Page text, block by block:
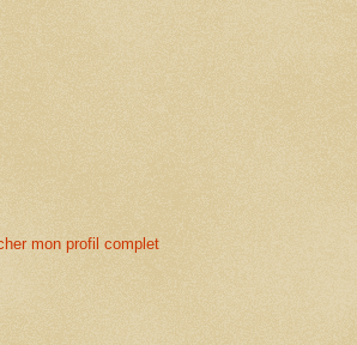
mon profil complet